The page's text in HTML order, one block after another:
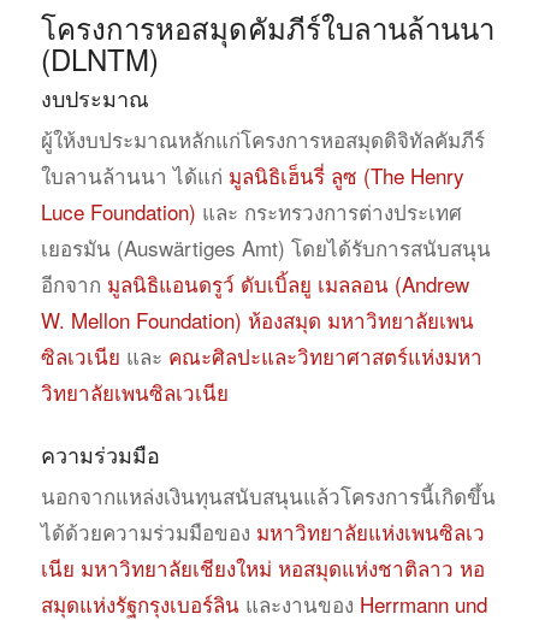
โครงการหอสมุดคัมภีร์ใบลานล้านนา
(DLNTM)
งบประมาณ
ผู้ให้งบประมาณหลักแก่โครงการหอสมุดดิจิทัลคัมภีร์
ใบลานล้านนา ได้แก่ มูลนิธิเฮ็นรี่ ลูซ (The Henry
Luce Foundation) และ กระทรวงการต่างประเทศ
เยอรมัน (Auswärtiges Amt) โดยได้รับการสนับสนุน
อีกจาก มูลนิธิแอนดรูว์ ดับเบิ้ลยู เมลลอน (Andrew
W. Mellon Foundation) ห้องสมุด มหาวิทยาลัยเพน
ซิลเวเนีย และ คณะศิลปะและวิทยาศาสตร์แห่งมหา
วิทยาลัยเพนซิลเวเนีย
ความร่วมมือ
นอกจากแหล่งเงินทุนสนับสนุนแล้วโครงการนี้เกิดขึ้น
ได้ด้วยความร่วมมือของ มหาวิทยาลัยแห่งเพนซิลเว
เนีย มหาวิทยาลัยเชียงใหม่ หอสมุดแห่งชาติลาว หอ
สมุดแห่งรัฐกรุงเบอร์ลินและงานของ Herrmann und